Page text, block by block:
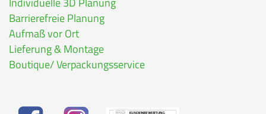
Barrierefreie Planung
Aufmaß vor Ort
Lieferung & Montage
Boutique/ Verpackungsservice